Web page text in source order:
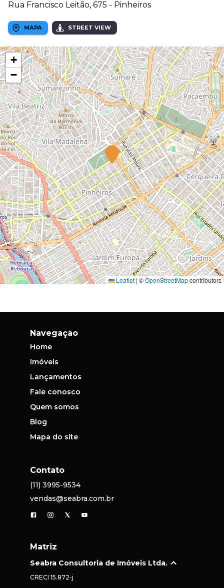
Rua Francisco Leitão, 675 - Pinheiros
MAPA STREET VIEW
+
−
Leaflet | ©OpenStreetMapcontributors
Navegação
Home
Imóveis
Lançamentos
Fale conosco
Quem somos
Blog
Mapa do site
Contato
(11) 3995-9534
vendas@seabra.com.br
Matriz
Seabra Consultoria de Imóveis Ltda.
CRECI 15.872-j